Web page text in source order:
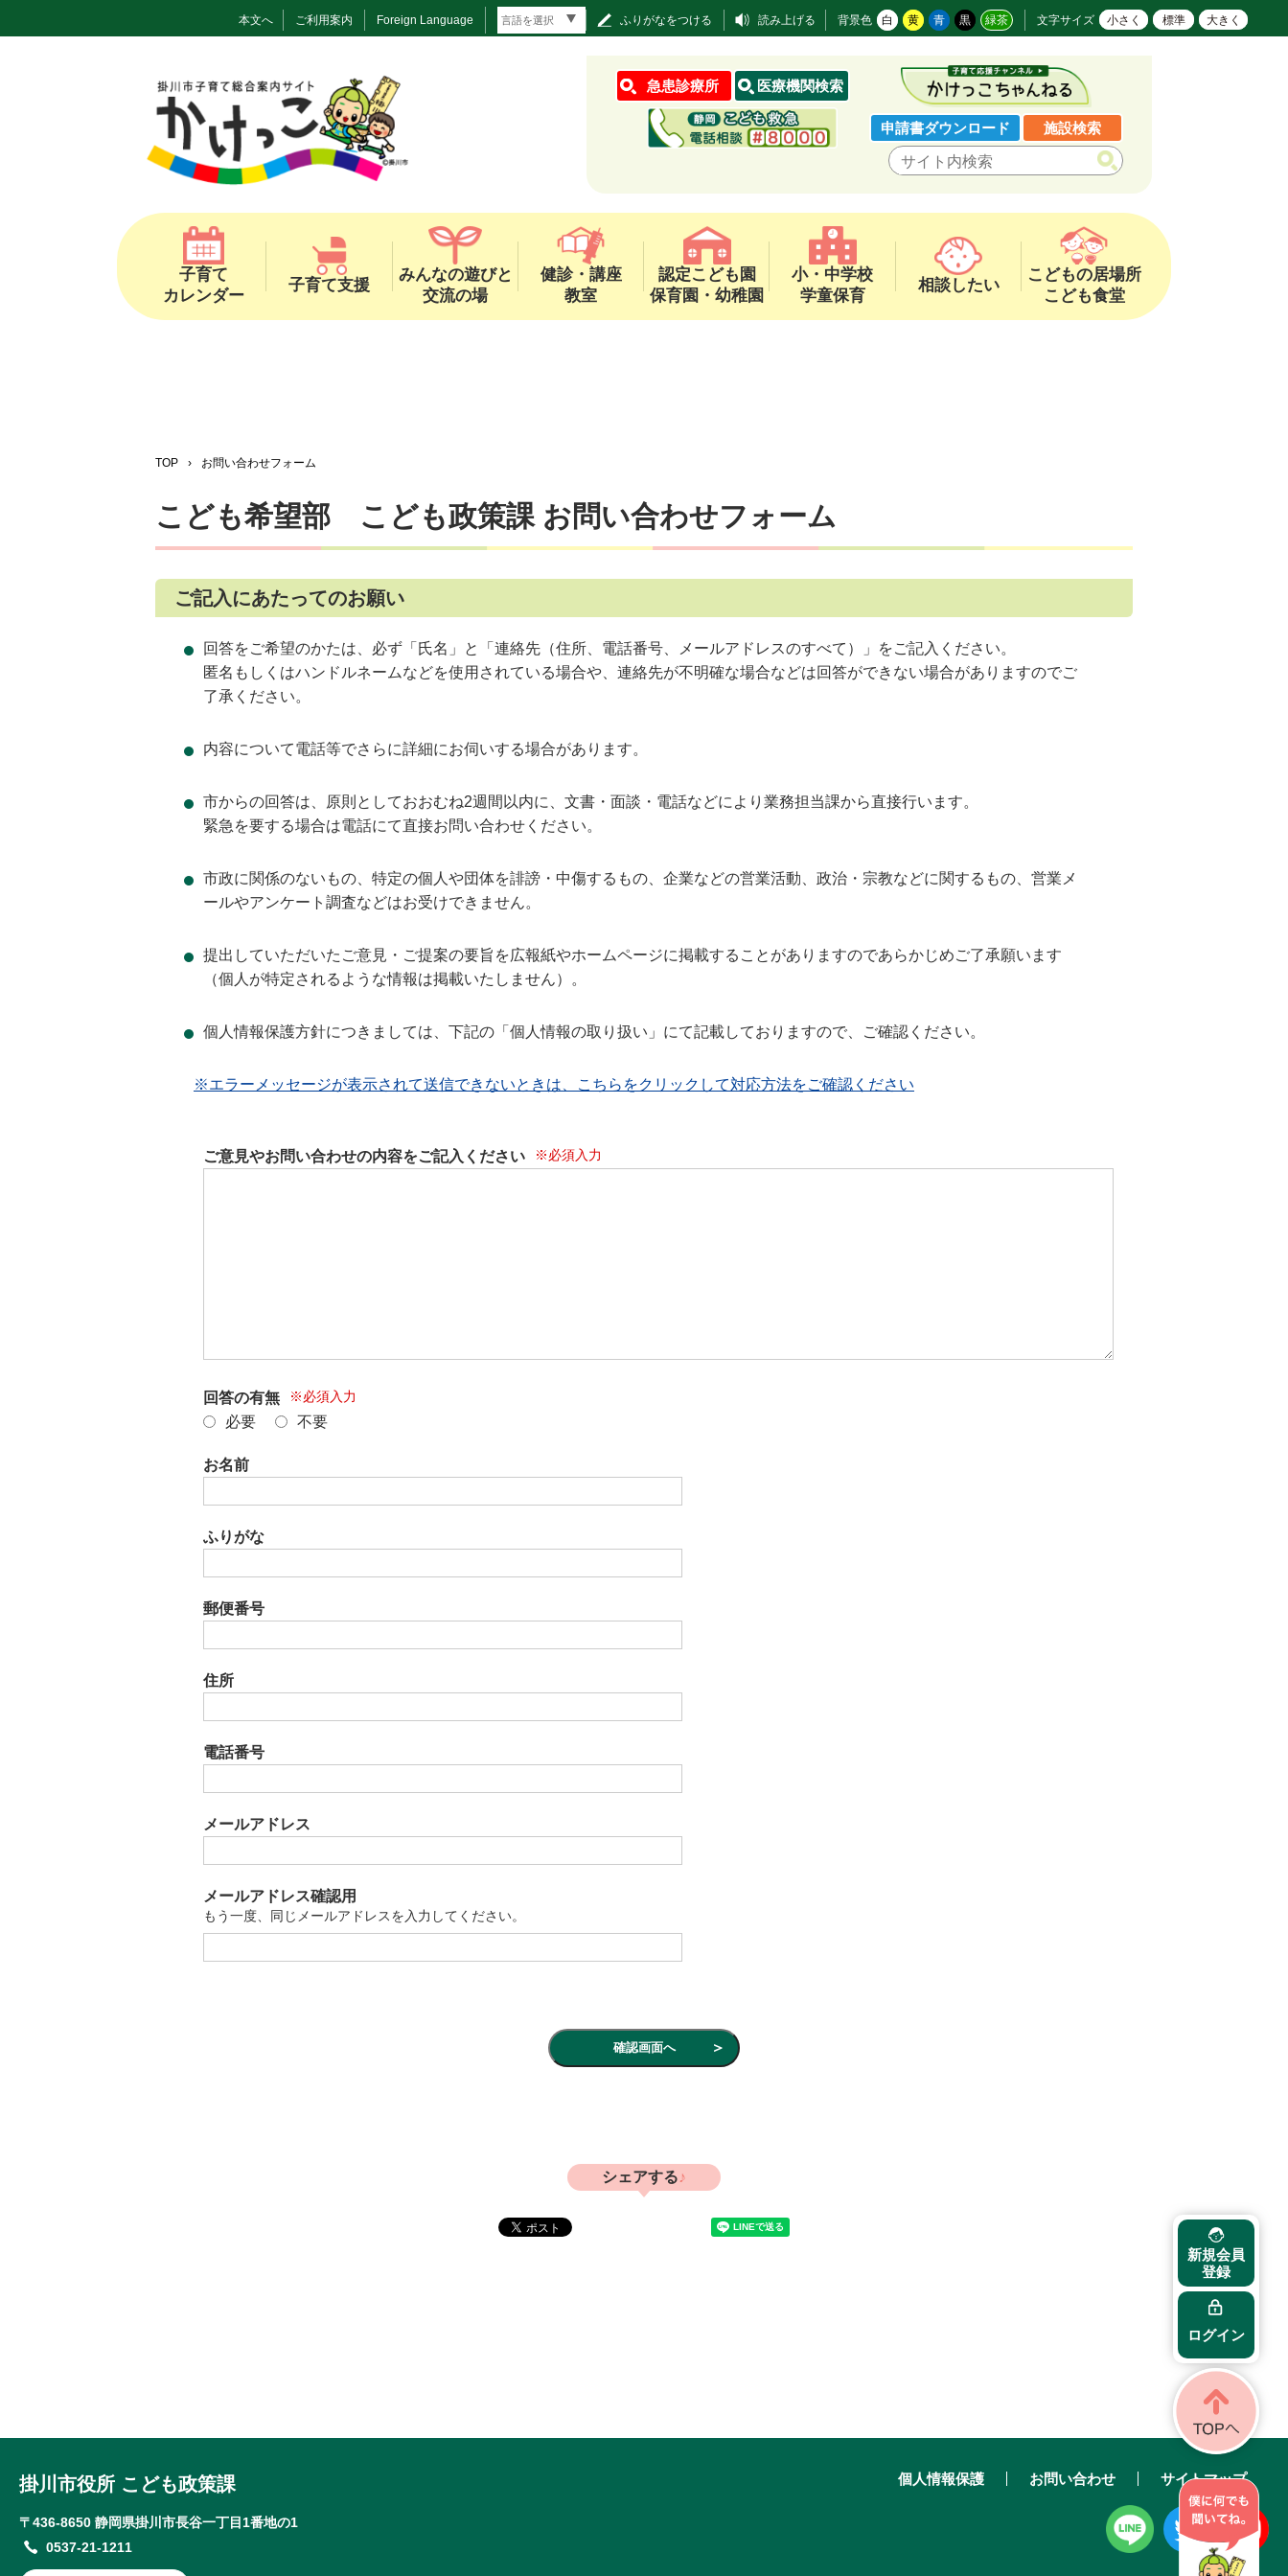
本文へ ご利用案内 Foreign Language ふりがなをつける 読み上げる 背景色 白 黄 青 黒 緑茶 文字サイズ 小さく 標準 大きく
急患診療所 医療機関検索
申請書ダウンロード 施設検索
子育て
カレンダー
子育て支援
みんなの遊びと
交流の場
健診・講座
教室
認定こども園
保育園・幼稚園
小・中学校
学童保育
相談したい
こどもの居場所
こども食堂
TOP › お問い合わせフォーム
こども希望部 こども政策課 お問い合わせフォーム
ご記入にあたってのお願い
回答をご希望のかたは、必ず「氏名」と「連絡先（住所、電話番号、メールアドレスのすべて）」をご記入ください。
匿名もしくはハンドルネームなどを使用されている場合や、連絡先が不明確な場合などは回答ができない場合がありますのでご
了承ください。
内容について電話等でさらに詳細にお伺いする場合があります。
市からの回答は、原則としておおむね2週間以内に、文書・面談・電話などにより業務担当課から直接行います。
緊急を要する場合は電話にて直接お問い合わせください。
市政に関係のないもの、特定の個人や団体を誹謗・中傷するもの、企業などの営業活動、政治・宗教などに関するもの、営業メ
ールやアンケート調査などはお受けできません。
提出していただいたご意見・ご提案の要旨を広報紙やホームページに掲載することがありますのであらかじめご了承願います
（個人が特定されるような情報は掲載いたしません）。
個人情報保護方針につきましては、下記の「個人情報の取り扱い」にて記載しておりますので、ご確認ください。
※エラーメッセージが表示されて送信できないときは、こちらをクリックして対応方法をご確認ください
ご意見やお問い合わせの内容をご記入ください ※必須入力
回答の有無 ※必須入力
必要 不要
お名前
ふりがな
郵便番号
住所
電話番号
メールアドレス
メールアドレス確認用
もう一度、同じメールアドレスを入力してください。
シェアする
新規会員
登録
ログイン
掛川市役所 こども政策課
〒436-8650 静岡県掛川市長谷一丁目1番地の1
0537-21-1211
個人情報保護 お問い合わせ サイトマップ